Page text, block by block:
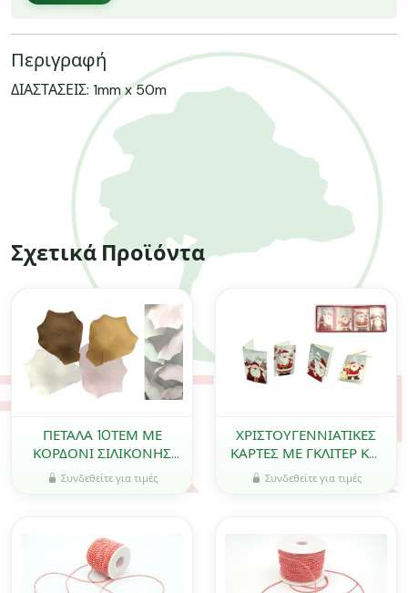
Περιγραφή
ΔΙΑΣΤΑΣΕΙΣ: 1mm x 50m
Σχετικά Προϊόντα
ΠΕΤΑΛΑ 10ΤΕΜ ΜΕ
ΚΟΡΔΟΝΙ ΣΙΛΙΚΟΝΗΣ
180cm 0621008
Συνδεθείτε για τιμές
ΧΡΙΣΤΟΥΓΕΝΝΙΑΤΙΚΕΣ
ΚΑΡΤΕΣ ΜΕ ΓΚΛΙΤΕΡ ΚΑΙ
ΚΟΡΔΟΝΙ 12 ΤΕΜ./ΠΑΚ.
0519787
Συνδεθείτε για τιμές